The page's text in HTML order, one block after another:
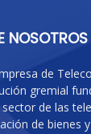
NOSOTROS
de
gremial
de las
de bienes